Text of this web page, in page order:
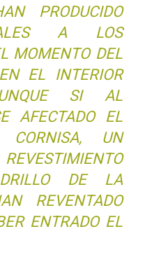
PRODUCIDO
A LOS
MOMENTO DEL
EL INTERIOR
SI AL
AFECTADO EL
CORNISA, UN
DE LA
REVENTADO
ENTRADO EL